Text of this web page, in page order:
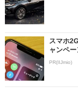
スマホ
ャンペー
PR(IIJmio)